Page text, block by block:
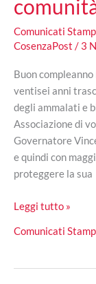
Comunicati
CosenzaPost / 3
Buon
ventisei anni
degli ammalati e
Associazione di
Governatore
e quindi con
proteggere la sua
Misericordia
Trebisacce
26
Leggi tutto »
Comunicati